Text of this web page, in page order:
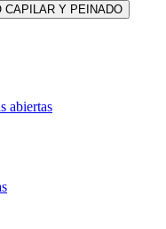
CAPILAR Y PEINADO
abiertas